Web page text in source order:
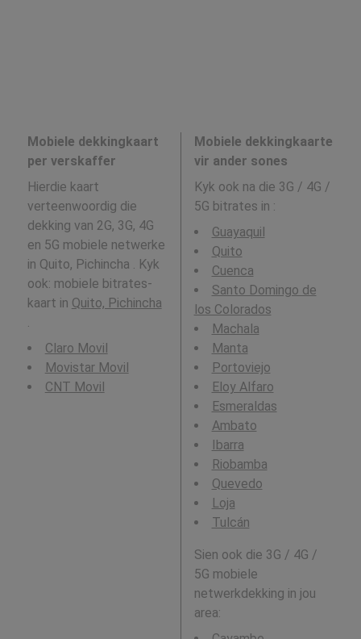
Mobiele dekkingkaart
per verskaffer
Hierdie kaart
verteenwoordig die
dekking van 2G, 3G, 4G
en 5G mobiele netwerke
in Quito, Pichincha . Kyk
ook: mobiele bitrates-
kaart in Quito, Pichincha
.
Claro Movil
Movistar Movil
CNT Movil
Mobiele dekkingkaarte
vir ander sones
Kyk ook na die 3G / 4G /
5G bitrates in :
Guayaquil
Quito
Cuenca
Santo Domingo de
los Colorados
Machala
Manta
Portoviejo
Eloy Alfaro
Esmeraldas
Ambato
Ibarra
Riobamba
Quevedo
Loja
Tulcán
Sien ook die 3G / 4G /
5G mobiele
netwerkdekking in jou
area: